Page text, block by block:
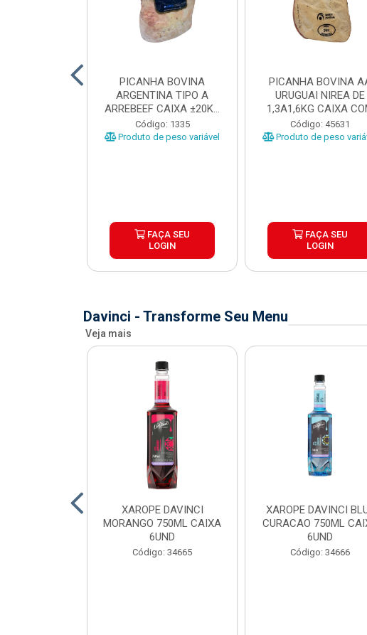
PICANHA BOVINA
ARGENTINA TIPO A
ARREBEEF CAIXA ±20KG
PEÇAS 1...
Código: 1335
Produto de peso variável
FAÇA SEU
LOGIN
PICANHA BOVINA
URUGUAI NIREA DE
1,3A1,6KG CAIXA
±15KG
Código: 45631
Produto de peso
FAÇA SEU
LOGIN
Davinci - Transforme Seu Menu
Veja mais
XAROPE DAVINCI
MORANGO 750ML CAIXA
6UND
Código: 34665
XAROPE DAVINCI
CURACAO 750ML
6UND
Código: 34666